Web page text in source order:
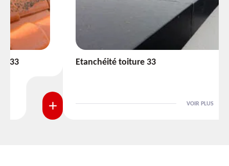
Etanchéité toiture 33
VOIR PLUS